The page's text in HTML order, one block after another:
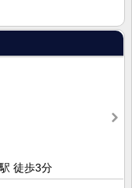
徒歩3分